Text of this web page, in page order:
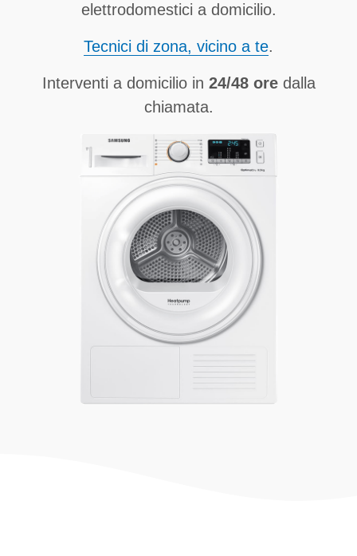
elettrodomestici a domicilio.
Tecnici di zona, vicino a te.
Interventi a domicilio in 24/48 oredalla
chiamata.